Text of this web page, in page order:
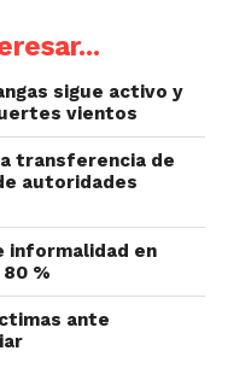
sigue activo y
vientos
transferencia de
autoridades
informalidad en
%
ante